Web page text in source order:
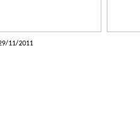
11/2011